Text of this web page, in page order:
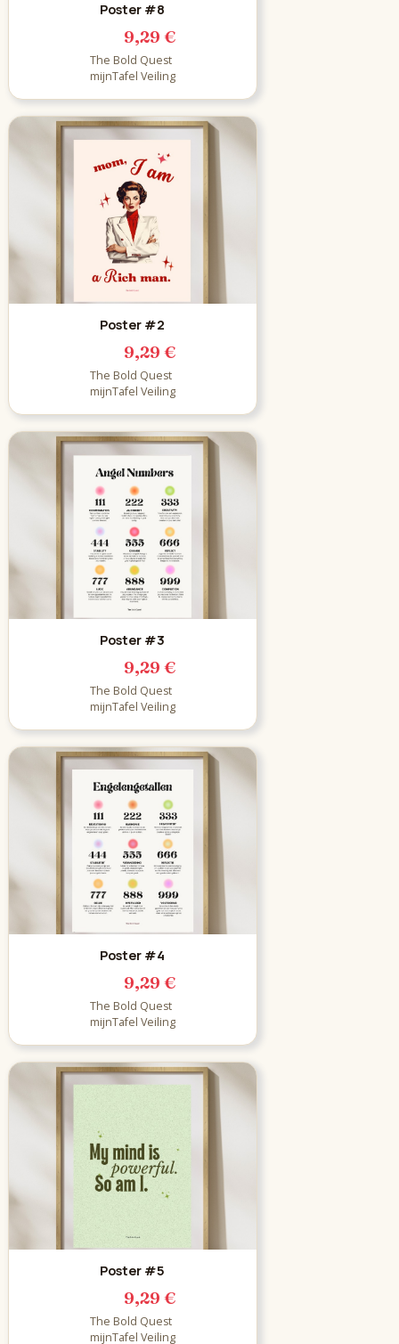
Poster #8
9,29 €
The Bold Quest
mijnTafel Veiling
Poster #2
9,29 €
The Bold Quest
mijnTafel Veiling
Poster #3
9,29 €
The Bold Quest
mijnTafel Veiling
Poster #4
9,29 €
The Bold Quest
mijnTafel Veiling
Poster #5
9,29 €
The Bold Quest
mijnTafel Veiling